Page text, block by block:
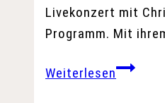
Livekonzert mit
Programm. Mit
WeiterlesenChristin